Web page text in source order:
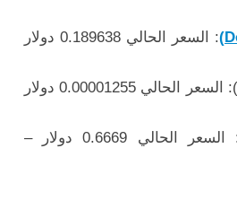
: السعر الحالي 0.189638 دولار
شيبا إينو (Shiba Inu): السعر الحالي 0.00001255 دولار
: السعر الحالي 0.6669 دولار –